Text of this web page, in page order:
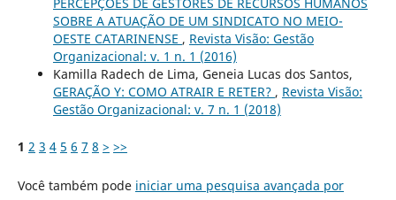
SOBRE A ATUAÇÃO DE UM SINDICATO NO MEIO-
OESTE CATARINENSE , Revista Visão: Gestão
Organizacional: v. 1 n. 1 (2016)
Kamilla Radech de Lima, Geneia Lucas dos Santos,
GERAÇÃO Y: COMO ATRAIR E RETER? , Revista Visão:
Gestão Organizacional: v. 7 n. 1 (2018)
1 2 3 4 5 6 7 8 > >>
Você também pode iniciar uma pesquisa avançada por